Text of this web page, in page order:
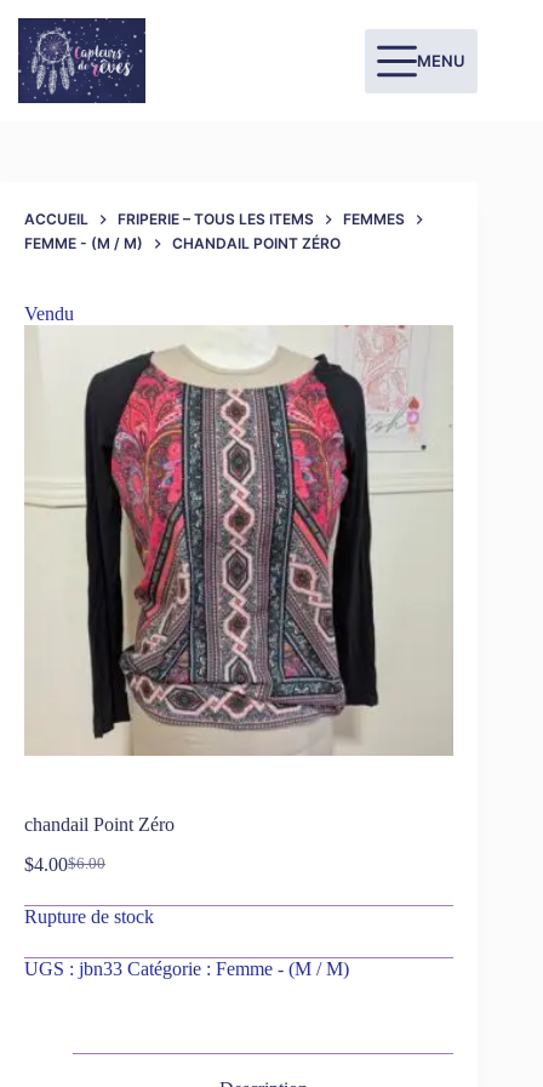
MENU
ACCUEIL FRIPERIE – TOUS LES ITEMS
FEMMES
FEMME - (M / M)
CHANDAIL POINT ZÉRO
Vendu
chandail Point Zéro
$6.00
$4.00
Rupture de stock
UGS : jbn33 Catégorie : Femme - (M / M)